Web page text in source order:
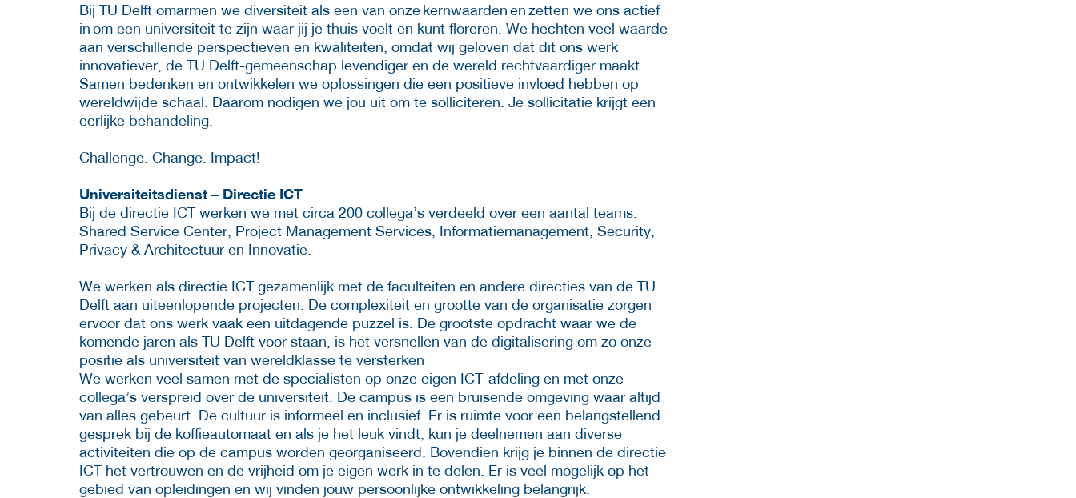
Bij TU Delft omarmen we diversiteit als een van onze kernwaarden en zetten we ons actief
in om een universiteit te zijn waar jij je thuis voelt en kunt floreren. We hechten veel waarde
aan verschillende perspectieven en kwaliteiten, omdat wij geloven dat dit ons werk
innovatiever, de TU Delft-gemeenschap levendiger en de wereld rechtvaardiger maakt.
Samen bedenken en ontwikkelen we oplossingen die een positieve invloed hebben op
wereldwijde schaal. Daarom nodigen we jou uit om te solliciteren. Je sollicitatie krijgt een
eerlijke behandeling.
Challenge. Change. Impact!
Universiteitsdienst – Directie ICT
Bij de directie ICT werken we met circa 200 collega’s verdeeld over een aantal teams:
Shared Service Center, Project Management Services, Informatiemanagement, Security,
Privacy & Architectuur en Innovatie.
We werken als directie ICT gezamenlijk met de faculteiten en andere directies van de TU
Delft aan uiteenlopende projecten. De complexiteit en grootte van de organisatie zorgen
ervoor dat ons werk vaak een uitdagende puzzel is. De grootste opdracht waar we de
komende jaren als TU Delft voor staan, is het versnellen van de digitalisering om zo onze
positie als universiteit van wereldklasse te versterken
We werken veel samen met de specialisten op onze eigen ICT-afdeling en met onze
collega’s verspreid over de universiteit. De campus is een bruisende omgeving waar altijd
van alles gebeurt. De cultuur is informeel en inclusief. Er is ruimte voor een belangstellend
gesprek bij de koffieautomaat en als je het leuk vindt, kun je deelnemen aan diverse
activiteiten die op de campus worden georganiseerd. Bovendien krijg je binnen de directie
ICT het vertrouwen en de vrijheid om je eigen werk in te delen. Er is veel mogelijk op het
gebied van opleidingen en wij vinden jouw persoonlijke ontwikkeling belangrijk.